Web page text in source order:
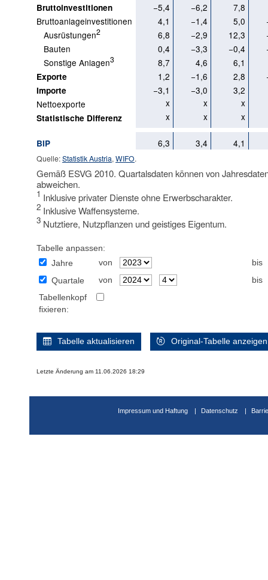
Bruttoinvestitionen −5,4 −6,2
7,8
Bruttoanlageinvestitionen
4,1 −1,4 5,0
Ausrüstungen2 6,8 −2,9 12,3
Bauten
0,4 −3,3 −0,4
Sonstige Anlagen3 8,7 4,6 6,1
Exporte 1,2 −1,6 2,8
Importe −3,1 −3,0
3,2
Nettoexporte
x x x
Statistische Differenz x x x
BIP 6,3 3,4 4,1
Quelle:Statistik Austria, WIFO.
Gemäß ESVG 2010. Quartalsdaten können von
abweichen.
1 Inklusive privater Dienste ohne Erwerbscharakter.
2 Inklusive Waffensysteme.
3 Nutztiere, Nutzpflanzen und geistiges Eigentum.
Tabelle anpassen:
Jahre
von
bis
Quartale
von
bis
Tabellenkopf
fixieren:
Tabelle aktualisieren Original-Tabelle anzeigen
Letzte Änderung am 11.06.2026 18:29
Impressum und Haftung Datenschutz